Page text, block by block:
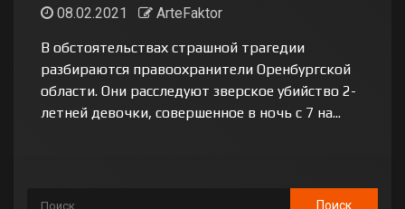
08.02.2021
ArteFaktor
В обстоятельствах страшной трагедии
разбираются правоохранители Оренбургской
области. Они расследуют зверское убийство 2-
летней девочки, совершенное в ночь с 7 на...